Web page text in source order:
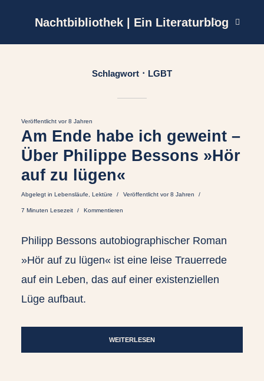
Nachtbibliothek | Ein Literaturblog
Schlagwort LGBT
Veröffentlicht vor 8 Jahren
Am Ende habe ich geweint –
Über Philippe Bessons »Hör
auf zu lügen«
Abgelegt in Lebensläufe Lektüre Veröffentlicht vor 8 Jahren
7 Minuten Lesezeit Kommentieren
Philipp Bessons autobiographischer Roman
»Hör auf zu lügen« ist eine leise Trauerrede
auf ein Leben, das auf einer existenziellen
Lüge aufbaut.
WEITERLESEN